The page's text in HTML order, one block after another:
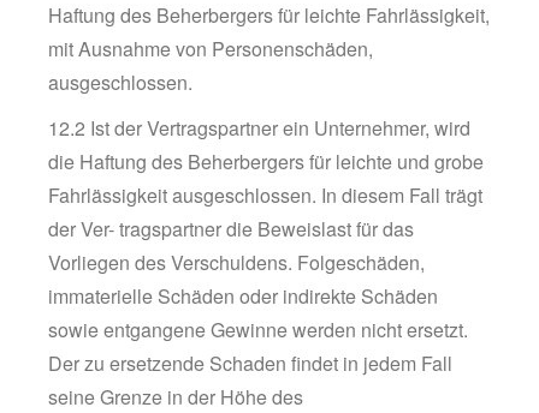
Haftung des Beherbergers für leichte Fahrlässigkeit,
mit Ausnahme von Personenschäden,
ausgeschlossen.
12.2 Ist der Vertragspartner ein Unternehmer, wird
die Haftung des Beherbergers für leichte und grobe
Fahrlässigkeit ausgeschlossen. In diesem Fall trägt
der Ver- tragspartner die Beweislast für das
Vorliegen des Verschuldens. Folgeschäden,
immaterielle Schäden oder indirekte Schäden
sowie entgangene Gewinne werden nicht ersetzt.
Der zu ersetzende Schaden findet in jedem Fall
seine Grenze in der Höhe des